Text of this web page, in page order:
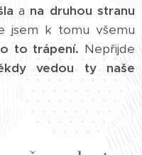
a na druhou stranu
jsem k tomu všemu
to trápení. Nepřijde
vedou ty naše